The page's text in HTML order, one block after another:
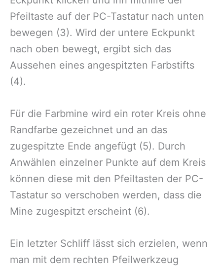
Pfeiltaste auf der PC-Tastatur nach unten
bewegen (3). Wird der untere Eckpunkt
nach oben bewegt, ergibt sich das
Aussehen eines angespitzten Farbstifts
(4).
Für die Farbmine wird ein roter Kreis ohne
Randfarbe gezeichnet und an das
zugespitzte Ende angefügt (5). Durch
Anwählen einzelner Punkte auf dem Kreis
können diese mit den Pfeiltasten der PC-
Tastatur so verschoben werden, dass die
Mine zugespitzt erscheint (6).
Ein letzter Schliff lässt sich erzielen, wenn
man mit dem rechten Pfeilwerkzeug